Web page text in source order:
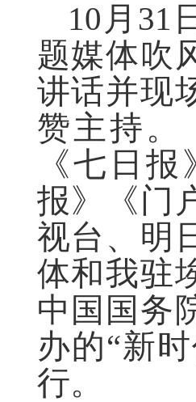
10月31
题媒体吹
讲话并现
赞主持。
《七日
报》《门
视台、明
体和我驻
中国国务
办的“新
行。